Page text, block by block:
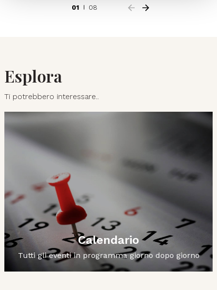
01 08
Esplora
Ti potrebbero interessare..
Calendario
Tutti gli eventi in programma giorno dopo giorno